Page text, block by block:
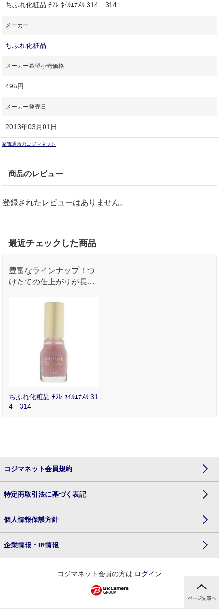
ちふれ化粧品 ﾁﾌﾚ ﾈｲﾙｴﾅﾒﾙ 314 314
メーカー
ちふれ化粧品
メーカー希望小売価格
495円
メーカー発売日
2013年03月01日
家電通販のコジマネット
商品のレビュー
登録されたレビューはありません。
最近チェックした商品
豊富なラインナップ！つ
けたての仕上がりが長く
ルエナメル。
ちふれ化粧品 ﾁﾌﾚ ﾈｲﾙｴﾅﾒﾙ 31
4 314
コジマネット会員規約
特定商取引法に基づく表記
個人情報保護方針
企業情報・IR情報
コジマネット会員の方は ログイン